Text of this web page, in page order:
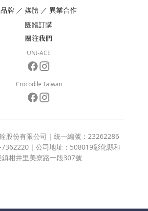
品牌 ／ 媒體 ／ 異業合作
團體訂購
關注我們
UNI-ACE
Crocodile Taiwan
股份有限公司｜統一編號：23262286
｜公司地址：508019彰化縣和
鎮柑井里美寮路一段307號